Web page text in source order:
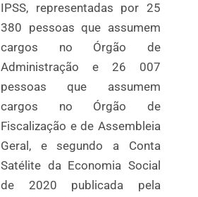
IPSS, representadas por 25
380 pessoas que assumem
cargos no Órgão de
Administração e 26 007
pessoas que assumem
cargos no Órgão de
Fiscalização e de Assembleia
Geral, e segundo a Conta
Satélite da Economia Social
de 2020 publicada pela